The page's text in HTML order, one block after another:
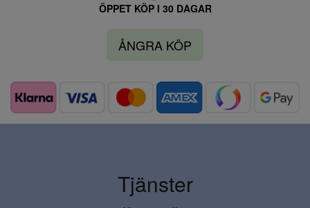
ÖPPET KÖP I 30 DAGAR
ÅNGRA KÖP
Tjänster